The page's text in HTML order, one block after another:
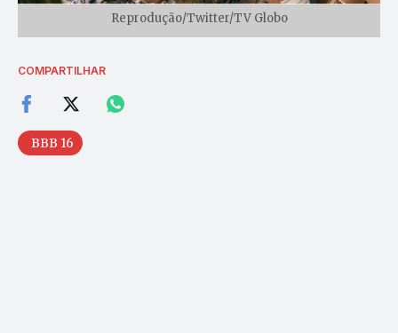
Reprodução/Twitter/TV Globo
COMPARTILHAR
BBB 16